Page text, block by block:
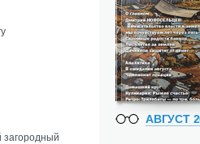
загородный
АВГУСТ